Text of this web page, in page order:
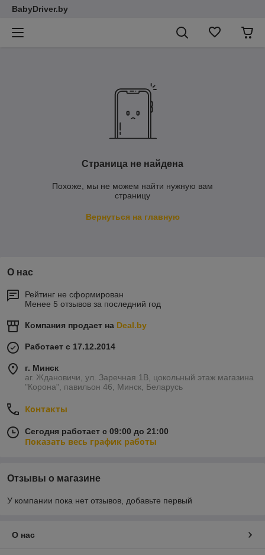
BabyDriver.by
Страница не найдена
Похоже, мы не можем найти нужную вам
страницу
Вернуться на главную
О нас
Рейтинг не сформирован
Менее 5 отзывов за последний год
Компания продает на Deal.by
Работает с 17.12.2014
г. Минск
аг. Ждановичи, ул. Заречная 1В, цокольный этаж магазина
"Корона", павильон 46, Минск, Беларусь
Контакты
Сегодня работает с 09:00 до 21:00
Показать весь график работы
Отзывы о магазине
У компании пока нет отзывов, добавьте первый
О нас